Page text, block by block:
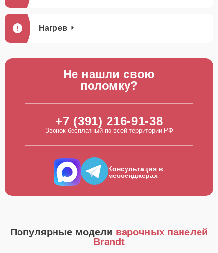
Нагрев
Не нашли свою
поломку?
+7 (391) 216-91-38
Звонок бесплатный по всей территории РФ
Консультация в
мессенджерах
Популярные модели варочных панелей
Brandt